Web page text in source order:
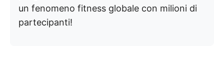
un fenomeno fitness globale con milioni di
partecipanti!